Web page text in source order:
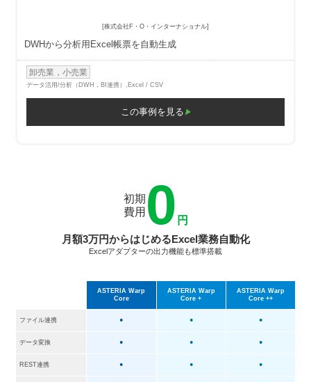
[株式会社F・O・インターナショナル]
DWHから分析用Excel帳票を自動生成
卸売業，小売業
データ活用/分析（DWH，BI連携）, Excel / CSV
この事例を見る
初期
費用 0 円
月額3万円からはじめるExcel業務自動化
Excelアダプターの出力機能も標準搭載
ASTERIA Warp
Core
ASTERIA Warp
Core +
ASTERIA Warp
Core ++
ファイル連携 ● ● ●
データ変換 ● ● ●
REST連携 ● ● ●